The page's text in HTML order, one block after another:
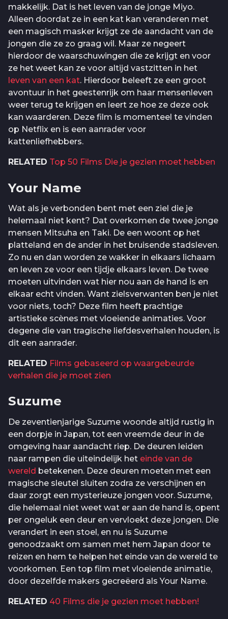
makkelijk. Dat is het leven van de jonge Miyo.
Alleen doordat ze in een kat kan veranderen met
een magisch masker krijgt ze de aandacht van de
jongen die ze zo graag wil. Maar ze negeert
hierdoor de waarschuwingen die ze krijgt en voor
ze het weet kan ze voor altijd vastzitten in het
leven van een kat. Hierdoor beleeft ze een groot
avontuur in het geestenrijk om haar mensenleven
weer terug te krijgen en leert ze hoe ze deze ook
kan waarderen. Deze film is momenteel te vinden
op Netflix en is een aanrader voor
kattenliefhebbers.
RELATED Top 50 Films Die je gezien moet hebben
Your Name
Wat als je verbonden bent met een ziel die je
helemaal niet kent? Dat overkomen de twee jonge
mensen Mitsuha en Taki. De een woont op het
platteland en de ander in het bruisende stadsleven.
Zo nu en dan worden ze wakker in elkaars lichaam
en leven ze voor een tijdje elkaars leven. De twee
moeten uitvinden wat hier nou aan de hand is en
elkaar echt vinden. Want zielsverwanten ben je niet
voor niets, toch? Deze film heeft prachtige
artistieke scènes met vloeiende animaties. Voor
degene die van tragische liefdesverhalen houden, is
dit een aanrader.
RELATED Films gebaseerd op waargebeurde
verhalen die je moet zien
Suzume
De zeventienjarige Suzume woonde altijd rustig in
een dorpje in Japan, tot een vreemde deur in de
omgeving haar aandacht riep. De deuren leiden
naar rampen die uiteindelijk het einde van de
wereld betekenen. Deze deuren moeten met een
magische sleutel sluiten zodra ze verschijnen en
daar zorgt een mysterieuze jongen voor. Suzume,
die helemaal niet weet wat er aan de hand is, opent
per ongeluk een deur en vervloekt deze jongen. Die
verandert in een stoel, en nu is Suzume
genoodzaakt om samen met hem Japan door te
reizen en hem te helpen het einde van de wereld te
voorkomen. Een top film met vloeiende animatie,
door dezelfde makers gecreëerd als Your Name.
RELATED 40 Films die je gezien moet hebben!